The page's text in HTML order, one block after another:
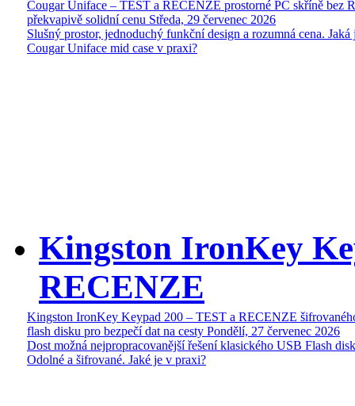
Cougar Uniface – TEST a RECENZE prostorné PC skříně bez
překvapivě solidní cenu Středa, 29 červenec 2026
Slušný prostor, jednoduchý funkční design a rozumná cena. Jaká
Cougar Uniface mid case v praxi?
Kingston IronKey
RECENZE
Kingston IronKey Keypad 200 – TEST a RECENZE
flash disku pro bezpečí dat na cesty Pondělí, 27 červenec 2026
Dost možná nejpropracovanější řešení klasického USB Flash
Odolné a šifrované. Jaké je v praxi?